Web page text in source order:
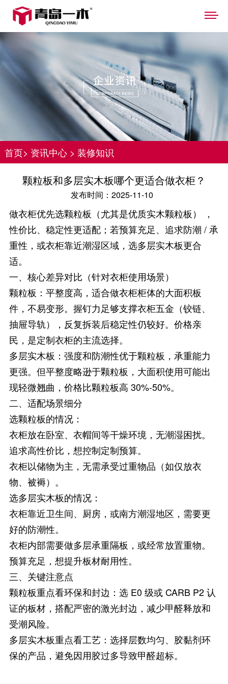
首页> 资讯中心> 装修知识
颗粒板和多层实木板哪个更适合做衣柜？
发布时间：2025-11-10
做衣柜优先选颗粒板（尤其是优质实木颗粒板） ，
性价比、稳定性更适配；若预算充足、追求防潮 / 承
重性，或衣柜靠近潮湿区域，选多层实木板更合
适。
一、核心差异对比（针对衣柜使用场景）
颗粒板：平整度高，适合做衣柜柜体的大面积板
件，不易变形。握钉力足够支撑衣柜五金（铰链、
抽屉导轨），反复拆装后稳定性仍较好。价格亲
民，是定制衣柜的主流选择。
多层实木板：强度和防潮性优于颗粒板，承重能力
更强。但平整度略逊于颗粒板，大面积使用可能出
现轻微翘曲，价格比颗粒板高 30%-50%。
二、适配场景细分
选颗粒板的情况：
衣柜放在卧室、衣帽间等干燥环境，无潮湿困扰。
追求高性价比，想控制定制预算。
衣柜以储物为主，无需承受过重物品（如仅放衣
物、被褥）。
选多层实木板的情况：
衣柜靠近卫生间、厨房，或南方潮湿地区，需要更
好的防潮性。
衣柜内部需要做多层承重隔板，或经常放置重物。
预算充足，想提升板材耐用性。
三、关键注意点
颗粒板重点看环保和封边：选 E0 级或 CARB P2 认
证的板材，搭配严密的激光封边，减少甲醛释放和
受潮风险。
多层实木板重点看工艺：选择层数均匀、胶黏剂环
保的产品，避免因用胶过多导致甲醛超标。